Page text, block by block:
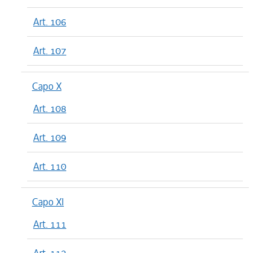
Art. 106
Art. 107
Capo X
Art. 108
Art. 109
Art. 110
Capo XI
Art. 111